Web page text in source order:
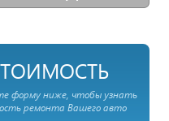
форму ниже, чтобы узнать
ремонта Вашего авто